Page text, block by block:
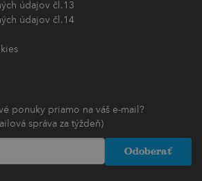
údajov čl.13
údajov čl.14
ponuky priamo na váš e-mail?
správa za týždeň)
Odoberať